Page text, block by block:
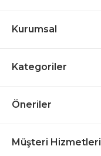
Kurumsal
Kategoriler
Öneriler
Müşteri Hizmetleri